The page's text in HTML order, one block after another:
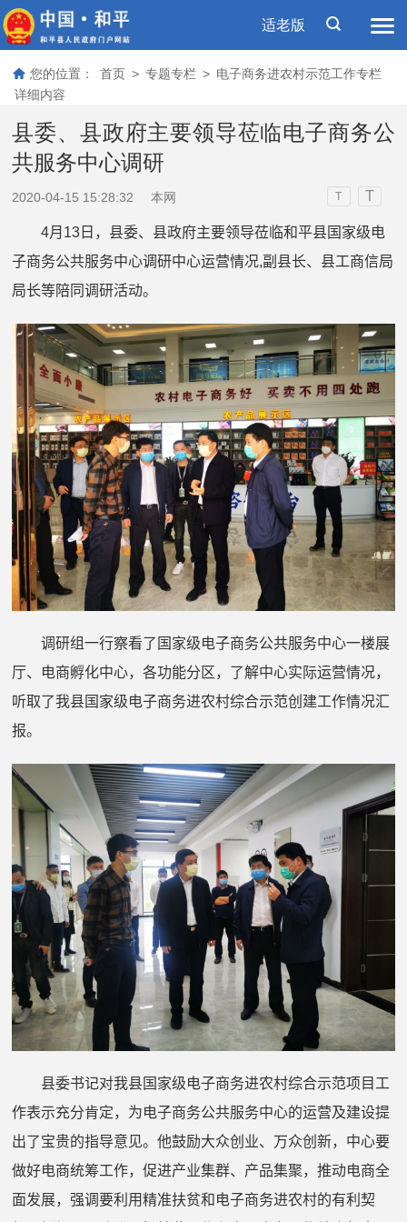
适老版
您的位置： 首页 > 专题专栏 > 电子商务进农村示范工作专栏
详细内容
县委、县政府主要领导莅临电子商务公
共服务中心调研
2020-04-15 15:28:32 本网 T T
4月 13 日，县委、县政府主要领导莅临和平县国家级电
子商务公共服务中心调研中心运营情况,副县长、县工商信局
局长等陪同调研活动。
调研组一行察看了国家级电子商务公共服务中心一楼展
厅、电商孵化中心，各功能分区，了解中心实际运营情况，
听取了我县国家级电子商务进农村综合示范创建工作情况汇
报。
县委书记对我县国家级电子商务进农村综合示范项目工
作表示充分肯定，为电子商务公共服务中心的运营及建设提
出了宝贵的指导意见。他鼓励大众创业、万众创新，中心要
做好电商统筹工作，促进产业集群、产品集聚，推动电商全
面发展，强调要利用精准扶贫和电子商务进农村的有利契